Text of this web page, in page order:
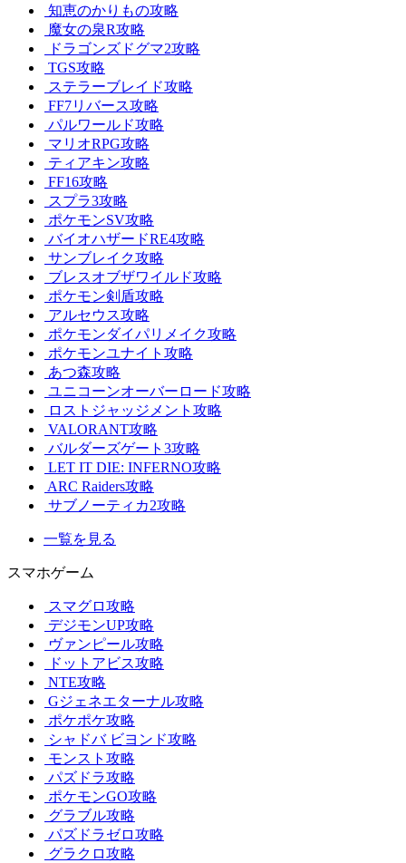
知恵のかりもの攻略
魔女の泉R攻略
ドラゴンズドグマ2攻略
TGS攻略
ステラーブレイド攻略
FF7リバース攻略
パルワールド攻略
マリオRPG攻略
ティアキン攻略
FF16攻略
スプラ3攻略
ポケモンSV攻略
バイオハザードRE4攻略
サンブレイク攻略
ブレスオブザワイルド攻略
ポケモン剣盾攻略
アルセウス攻略
ポケモンダイパリメイク攻略
ポケモンユナイト攻略
あつ森攻略
ユニコーンオーバーロード攻略
ロストジャッジメント攻略
VALORANT攻略
バルダーズゲート3攻略
LET IT DIE: INFERNO攻略
ARC Raiders攻略
サブノーティカ2攻略
一覧を見る
スマホゲーム
スマグロ攻略
デジモンUP攻略
ヴァンピール攻略
ドットアビス攻略
NTE攻略
Gジェネエターナル攻略
ポケポケ攻略
シャドバ ビヨンド攻略
モンスト攻略
パズドラ攻略
ポケモンGO攻略
グラブル攻略
パズドラゼロ攻略
グラクロ攻略